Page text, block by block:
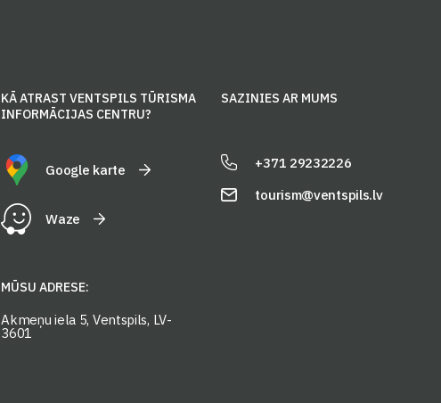
KĀ ATRAST VENTSPILS TŪRISMA
INFORMĀCIJAS CENTRU?
SAZINIES AR MUMS
Google karte
Waze
MŪSU ADRESE:
Akmeņu iela 5, Ventspils, LV-
3601
+371 29232226
tourism@ventspils.lv